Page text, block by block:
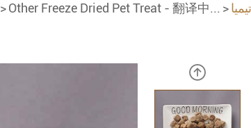
Other Freeze Dried Pet Treat - 翻译中...